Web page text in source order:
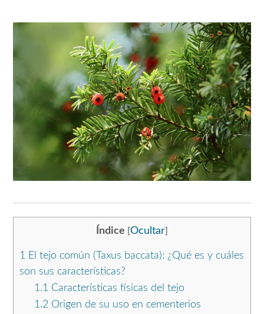
Índice Ocultar
1 El tejo común (Taxus baccata): ¿Qué es y cuáles
son sus características?
1.1 Características físicas del tejo
1.2Origen de su uso en cementerios